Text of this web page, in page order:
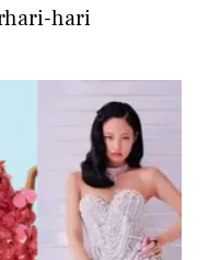
hari